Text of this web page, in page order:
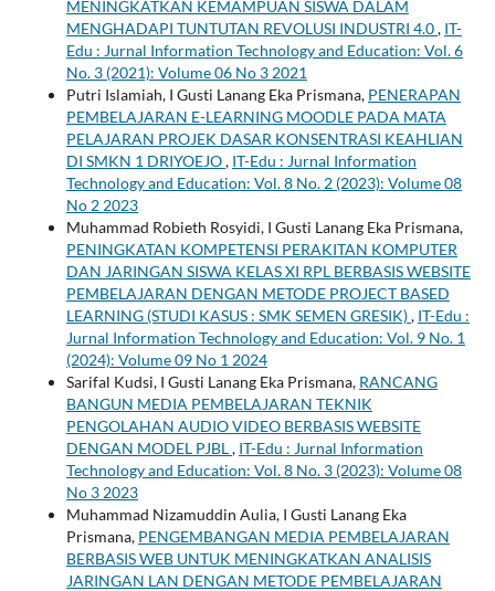
MENINGKATKAN KEMAMPUAN SISWA DALAM
MENGHADAPI TUNTUTAN REVOLUSI INDUSTRI 4.0, IT-
Edu : Jurnal Information Technology and Education: Vol. 6
No. 3 (2021): Volume 06 No 3 2021
Putri Islamiah, I Gusti Lanang Eka Prismana, PENERAPAN
PEMBELAJARAN E-LEARNING MOODLE PADA MATA
PELAJARAN PROJEK DASAR KONSENTRASI KEAHLIAN
DI SMKN 1 DRIYOEJO, IT-Edu : Jurnal Information
Technology and Education: Vol. 8 No. 2 (2023): Volume 08
No 2 2023
Muhammad Robieth Rosyidi, I Gusti Lanang Eka Prismana,
PENINGKATAN KOMPETENSI PERAKITAN KOMPUTER
DAN JARINGAN SISWA KELAS XI RPL BERBASIS WEBSITE
PEMBELAJARAN DENGAN METODE PROJECT BASED
LEARNING (STUDI KASUS : SMK SEMEN GRESIK), IT-Edu :
Jurnal Information Technology and Education: Vol. 9 No. 1
(2024): Volume 09 No 1 2024
Sarifal Kudsi, I Gusti Lanang Eka Prismana, RANCANG
BANGUN MEDIA PEMBELAJARAN TEKNIK
PENGOLAHAN AUDIO VIDEO BERBASIS WEBSITE
DENGAN MODEL PJBL, IT-Edu : Jurnal Information
Technology and Education: Vol. 8 No. 3 (2023): Volume 08
No 3 2023
Muhammad Nizamuddin Aulia, I Gusti Lanang Eka
Prismana, PENGEMBANGAN MEDIA PEMBELAJARAN
BERBASIS WEB UNTUK MENINGKATKAN ANALISIS
JARINGAN LAN DENGAN METODE PEMBELAJARAN